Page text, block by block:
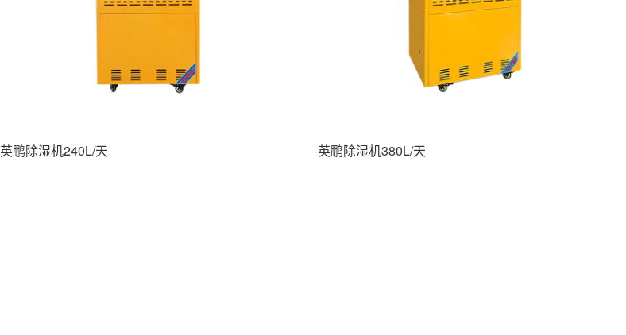
英鹏除湿机240L/天 英鹏除湿机380L/天